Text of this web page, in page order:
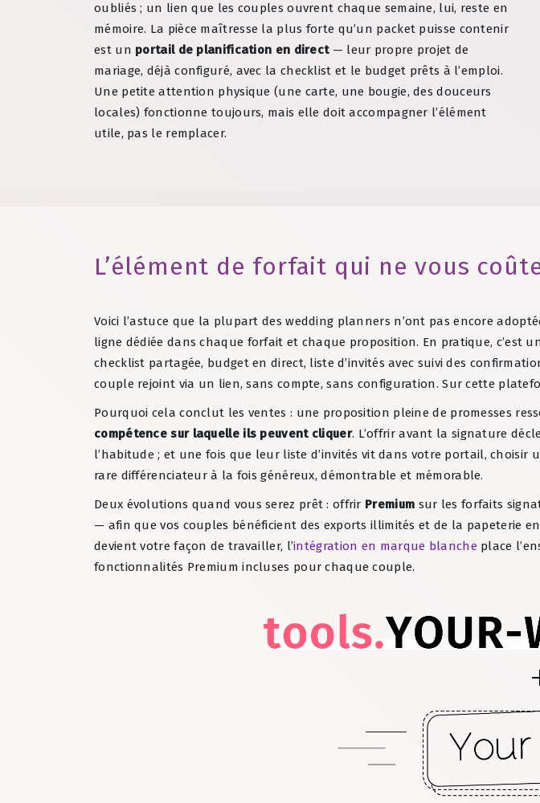
oubliés ; un lien que les couples ouvrent chaque semaine, lui, reste en
mémoire. La pièce maîtresse la plus forte qu’un packet puisse contenir
est un portail de planification en direct— leur propre projet de
mariage, déjà configuré, avec la checklist et le budget prêts à l’emploi.
Une petite attention physique (une carte, une bougie, des douceurs
locales) fonctionne toujours, mais elle doit accompagner l’élément
utile, pas le remplacer.
L’élément de forfait qui ne vous
Voici l’astuce que la plupart des wedding planners n’ont pas encore
ligne dédiée dans chaque forfait et chaque proposition. En pratique, c’est
checklist partagée, budget en direct, liste d’invités avec suivi des
couple rejoint via un lien, sans compte, sans configuration. Sur cette
Pourquoi cela conclut les ventes : une proposition pleine de promesses
compétence sur laquelle ils peuvent cliquer. L’offrir avant la signature
l’habitude ; et une fois que leur liste d’invités vit dans votre portail,
rare différenciateur à la fois généreux, démontrable et mémorable.
Deux évolutions quand vous serez prêt : offrir Premium sur les forfaits
— afin que vos couples bénéficient des exports illimités et de la papeterie
devient votre façon de travailler, l’intégration en marque blancheplace
fonctionnalités Premium incluses pour chaque couple.